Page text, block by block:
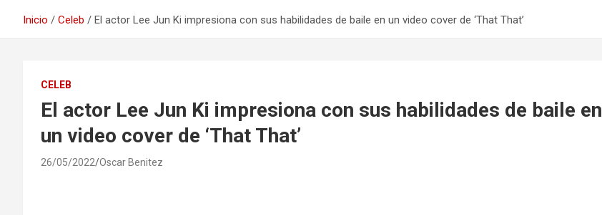
Inicio Celeb El actor Lee Jun Ki impresiona con sus habilidades de baile en un video cover de ‘That That’
CELEB
El actor Lee Jun Ki impresiona con sus habilidades de baile en
un video cover de ‘That That’
26/05/2022 Oscar Benitez